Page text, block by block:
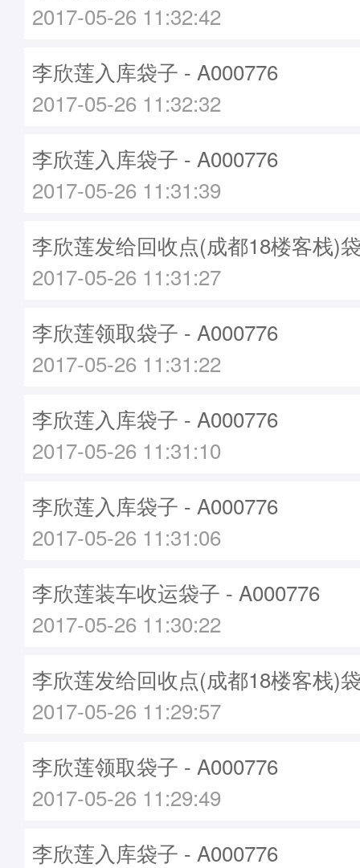
2017-05-26 11:32:42
李欣莲入库袋子 - A000776
2017-05-26 11:32:32
李欣莲入库袋子 - A000776
2017-05-26 11:31:39
李欣莲发给回收点(成都18楼客栈)
2017-05-26 11:31:27
李欣莲领取袋子 - A000776
2017-05-26 11:31:22
李欣莲入库袋子 - A000776
2017-05-26 11:31:10
李欣莲入库袋子 - A000776
2017-05-26 11:31:06
李欣莲装车收运袋子 - A000776
2017-05-26 11:30:22
李欣莲发给回收点(成都18楼客栈)
2017-05-26 11:29:57
李欣莲领取袋子 - A000776
2017-05-26 11:29:49
李欣莲入库袋子 - A000776